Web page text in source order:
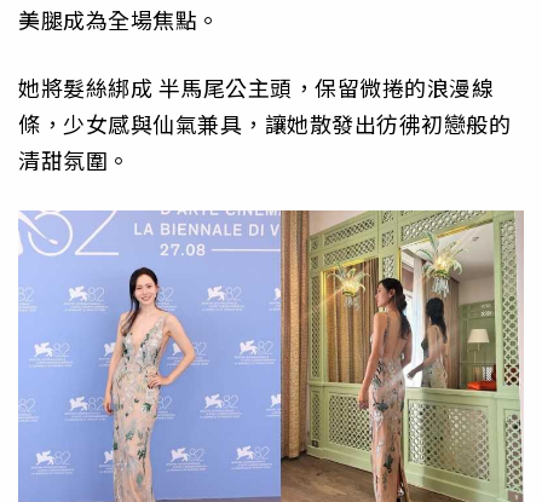
美腿成為全場焦點。
她將髮絲綁成 半馬尾公主頭，保留微捲的浪漫線
條，少女感與仙氣兼具，讓她散發出彷彿初戀般的
清甜氛圍。